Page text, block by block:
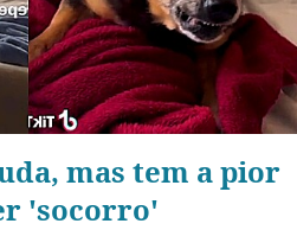
mas tem a pior
'socorro'